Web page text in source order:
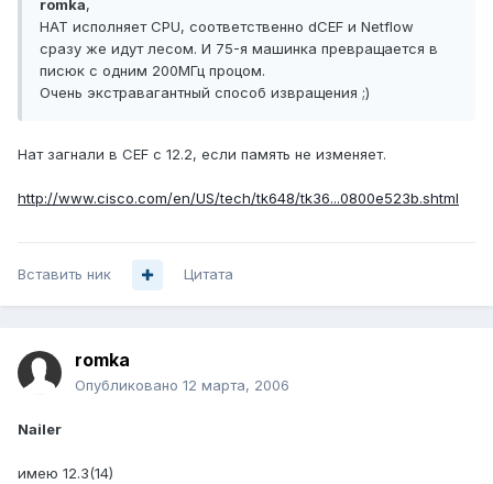
romka,
НАТ исполняет CPU, соответственно dCEF и Netflow
сразу же идут лесом. И 75-я машинка превращается в
писюк с одним 200МГц процом.
Очень экстравагантный способ извращения ;)
Нат загнали в CEF с 12.2, если память не изменяет.
http://www.cisco.com/en/US/tech/tk648/tk36...0800e523b.shtml
Вставить ник Цитата
romka
Опубликовано 12 марта, 2006
Nailer
имею 12.3(14)